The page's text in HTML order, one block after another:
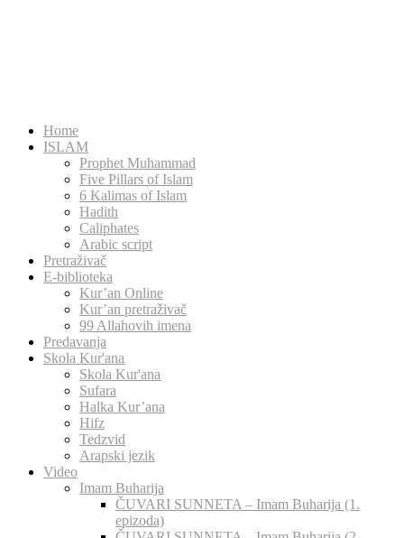
Home
ISLAM
Prophet Muhammad
Five Pillars of Islam
6 Kalimas of Islam
Hadith
Caliphates
Arabic script
Pretraživač
E-biblioteka
Kur’an Online
Kur’an pretraživač
99 Allahovih imena
Predavanja
Skola Kur'ana
Skola Kur'ana
Sufara
Halka Kur’ana
Hifz
Tedzvid
Arapski jezik
Video
Imam Buharija
ČUVARI SUNNETA – Imam Buharija (1.
epizoda)